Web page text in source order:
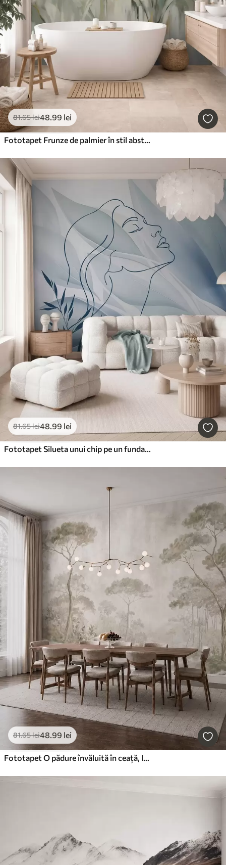
81.65lei48.99 lei
Fototapet Frunze de palmier în stil abstract, imitație de pictură
81.65lei48.99 lei
Fototapet Silueta unui chip pe un fundal abstract
81.65lei48.99 lei
Fototapet O pădure învăluită în ceață, lângă apele liniștite, în nuanțe pastelate naturale și delicate